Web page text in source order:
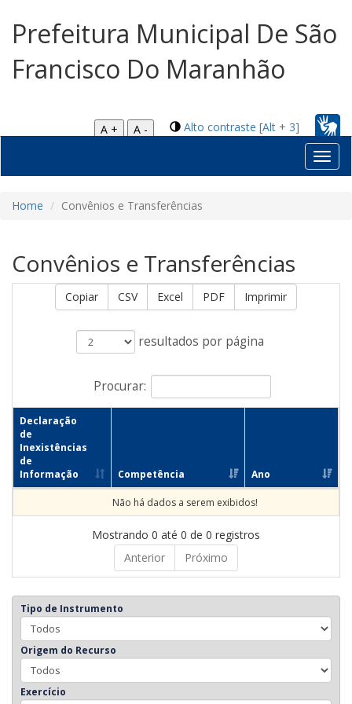
Prefeitura Municipal De São
Francisco Do Maranhão
Alto contraste [Alt + 3]
A +
A -
Home Convênios e Transferências
Convênios e Transferências
Copiar CSV Excel PDF Imprimir
resultados por página
Procurar:
Declaração
de
Inexistências
de
Informação
Competência Ano
Não há dados a serem exibidos!
Mostrando 0 até 0 de 0 registros
Anterior
Próximo
Tipo de Instrumento
Origem do Recurso
Exercício